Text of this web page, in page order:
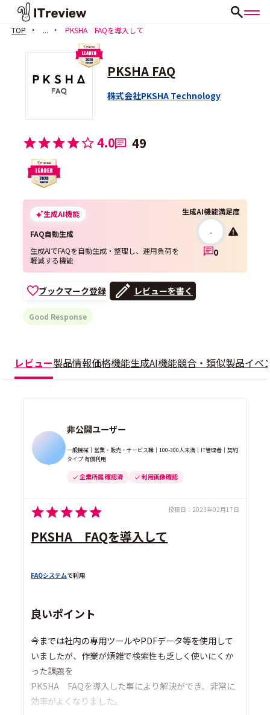
TOP ... PKSHA FAQを導入して
PKSHA FAQ
株式会社PKSHA Technology
4.0 49
生成AI機能
FAQ自動生成
生成AIでFAQを自動生成・整理し、運用負荷を
軽減する機能
生成AI機能満足度
-
0
ブックマーク登録 レビューを書く
Good Response
レビュー製品情報価格機能生成AI機能競合・類似製品イベ
非公開ユーザー
一般機械｜営業・販売・サービス職｜100-300人未満｜IT管理者｜契約
タイプ 有償利用
企業所属 確認済 利用画像確認
投稿日： 2023年02月17日
PKSHA FAQを導入して
FAQシステムで利用
良いポイント
今までは社内の専用ツールやPDFデータ等を使用して
いましたが、作業が煩雑で検索性も乏しく使いにくか
った課題を
PKSHA FAQを導入した事により解決ができ、非常に
効率がよくなりました。